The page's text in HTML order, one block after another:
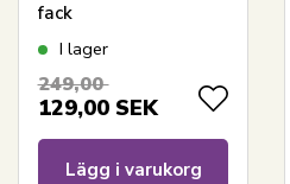
fack
I lager
249,00
129,00 SEK
Lägg i varukorg